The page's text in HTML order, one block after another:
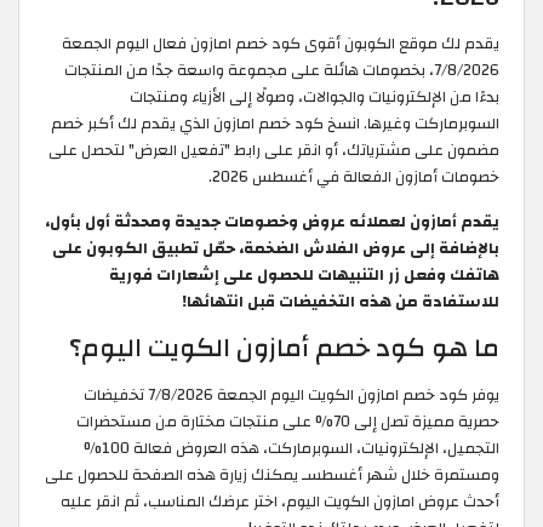
يقدم لك موقع الكوبون أقوى كود خصم امازون فعال اليوم الجمعة
7/8/2026، بخصومات هائلة على مجموعة واسعة جدًا من المنتجات
بدءًا من الإلكترونيات والجوالات، وصولًا إلى الأزياء ومنتجات
السوبرماركت وغيرها. انسخ كود خصم امازون الذي يقدم لك أكبر خصم
مضمون على مشترياتك، أو انقر على رابط "تفعيل العرض" لتحصل على
خصومات أمازون الفعالة في أغسطس 2026.
يقدم أمازون لعملائه عروض وخصومات جديدة ومحدثة أول بأول،
بالإضافة إلى عروض الفلاش الضخمة، حمّل تطبيق الكوبون على
هاتفك وفعل زر التنبيهات للحصول على إشعارات فورية
للاستفادة من هذه التخفيضات قبل انتهائها!
ما هو كود خصم أمازون الكويت اليوم؟
يوفر كود خصم امازون الكويت اليوم الجمعة 7/8/2026 تخفيضات
حصرية مميزة تصل إلى 70% على منتجات مختارة من مستحضرات
التجميل، الإلكترونيات، السوبرماركت، هذه العروض فعالة 100%
ومستمرة خلال شهر أغسطسـ يمكنك زيارة هذه الصفحة للحصول على
أحدث عروض امازون الكويت اليوم، اختر عرضك المناسب، ثم انقر عليه